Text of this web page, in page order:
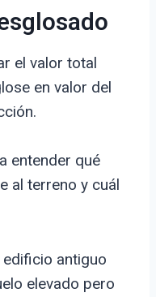
el valor total
en valor del
entender qué
al terreno y cuál
antiguo
elevado pero